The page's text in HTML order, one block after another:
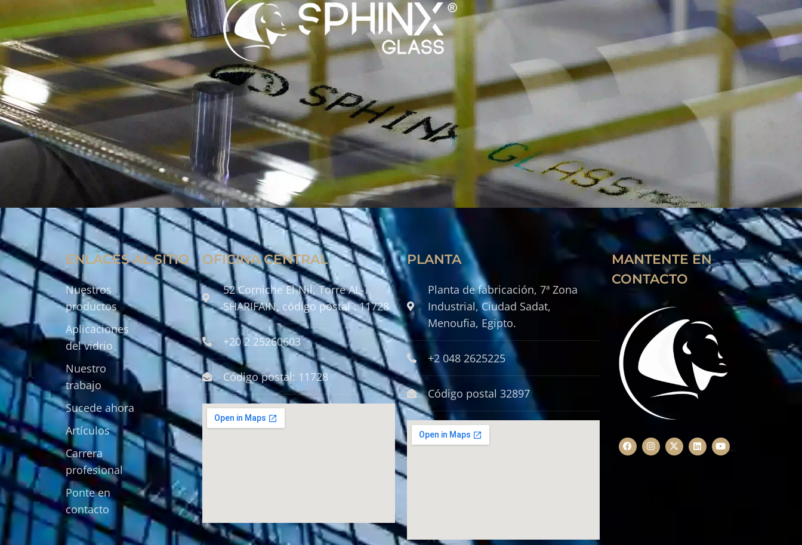
ENLACES AL SITIO
Nuestros
productos
Aplicaciones
del vidrio
Nuestro
trabajo
Sucede ahora
Artículos
Carrera
profesional
Ponte en
contacto
OFICINA CENTRAL
52 Corniche El-Nil, Torre AL-
SHARIFAIN, código postal : 11728
+20 2 25260603
Código postal: 11728
PLANTA
Planta de fabricación, 7ª Zona
Industrial, Ciudad Sadat,
Menoufia, Egipto.
+2 048 2625225
Código postal 32897
MANTENTE EN
CONTACTO